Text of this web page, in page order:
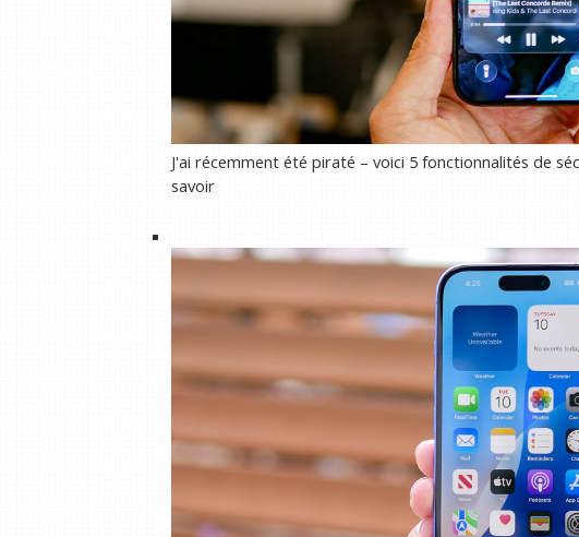
J'ai récemment été piraté – voici 5 fonctionnalités de
savoir